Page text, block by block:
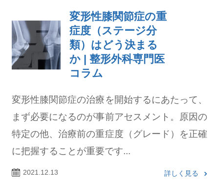
変形性膝関節症の重
症度（ステージ分
類）はどう決まる
か | 整形外科専門医
コラム
変形性膝関節症の治療を開始するにあたって、
まず必要になるのが事前アセスメント。原因の
特定の他、治療前の重症度（グレード）を正確
に把握することが重要です...
2021.12.13 詳しく見る